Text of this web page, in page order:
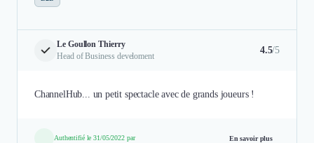
Le Goullon Thierry
Head of Business develoment
4.5/5
ChannelHub... un petit spectacle avec de grands joueurs !
Authentifié le 31/05/2022 par En savoir plus